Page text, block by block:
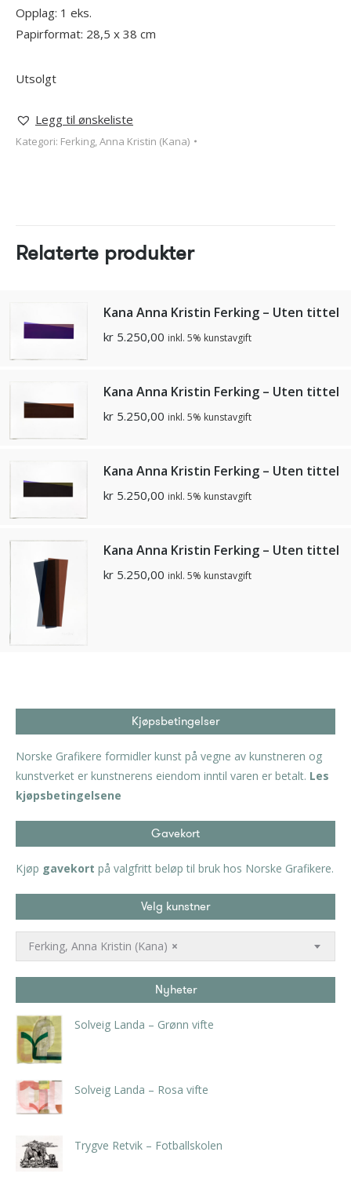
Opplag: 1 eks.
Papirformat: 28,5 x 38 cm
Utsolgt
Legg til ønskeliste
Kategori: Ferking, Anna Kristin (Kana)
Relaterte produkter
Kana Anna Kristin Ferking – Uten tittel
kr 5.250,00 inkl. 5% kunstavgift
Kana Anna Kristin Ferking – Uten tittel
kr 5.250,00 inkl. 5% kunstavgift
Kana Anna Kristin Ferking – Uten tittel
kr 5.250,00 inkl. 5% kunstavgift
Kana Anna Kristin Ferking – Uten tittel
kr 5.250,00 inkl. 5% kunstavgift
Kjøpsbetingelser
Norske Grafikere formidler kunst på vegne av kunstneren og
kunstverket er kunstnerens eiendom inntil varen er betalt. Les
kjøpsbetingelsene
Gavekort
Kjøp gavekort på valgfritt beløp til bruk hos Norske Grafikere.
Velg kunstner
×
Ferking, Anna Kristin (Kana)
Nyheter
Solveig Landa – Grønn vifte
Solveig Landa – Rosa vifte
Trygve Retvik – Fotballskolen